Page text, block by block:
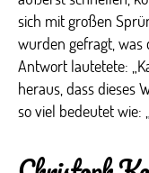
sich mit großen
wurden gefragt, was
Antwort lautetete:
heraus, dass dieses
so viel bedeutet wie: